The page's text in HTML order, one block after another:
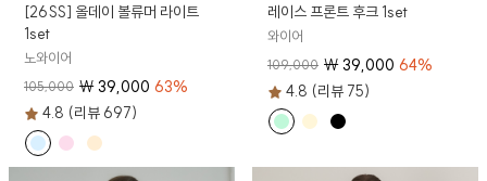
[26SS] 올데이 볼류머 라이트
1set
노와이어
105,000 ₩39,000 63%
4.8 (리뷰 697)
레이스 프론트 후크 1set
와이어
109,000 ₩39,000 64%
4.8 (리뷰 75)